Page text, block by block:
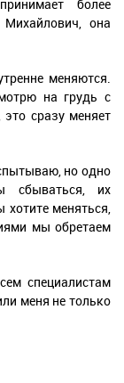
более
она
меняются.
на грудь с
сразу меняет
но одно
сбываться, их
хотите меняться,
мы обретаем
специалистам
меня не только